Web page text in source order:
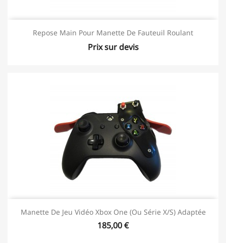
Repose Main Pour Manette De Fauteuil Roulant
Prix sur devis
Manette De Jeu Vidéo Xbox One (ou Série X/S) Adaptée
185,00 €